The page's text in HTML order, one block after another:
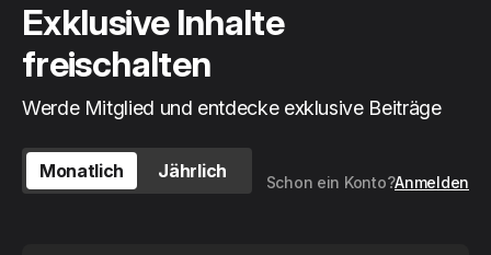
Exklusive Inhalte
freischalten
Werde Mitglied und entdecke exklusive Beiträge
Monatlich Jährlich
Schon ein Konto?Anmelden